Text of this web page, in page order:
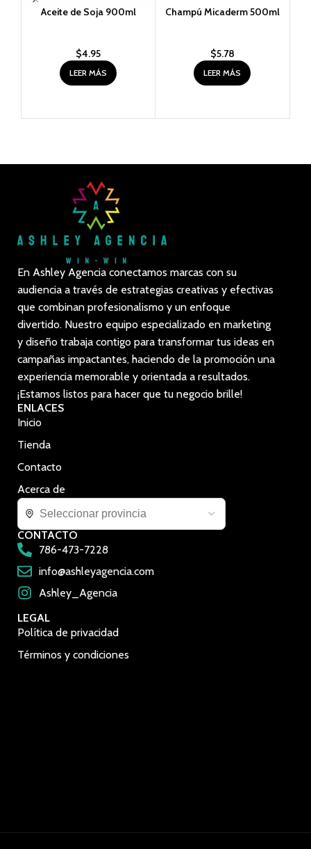
Aceite de Soja 900ml
$4.95
LEER MÁS
Champú Micaderm 500ml
$5.78
LEER MÁS
En Ashley Agencia conectamos marcas con su
audiencia a través de estrategias creativas y efectivas
que combinan profesionalismo y un enfoque
divertido. Nuestro equipo especializado en marketing
y diseño trabaja contigo para transformar tus ideas en
campañas impactantes, haciendo de la promoción una
experiencia memorable y orientada a resultados.
¡Estamos listos para hacer que tu negocio brille!
ENLACES
Inicio
Tienda
Contacto
Acerca de
CONTACTO
786-473-7228
info@ashleyagencia.com
Ashley_Agencia
LEGAL
Política de privacidad
Términos y condiciones